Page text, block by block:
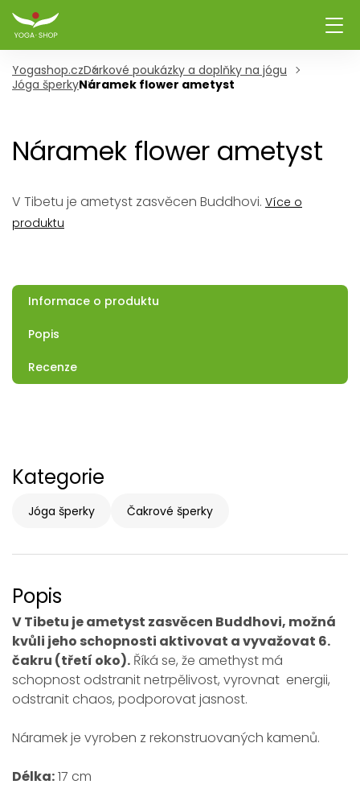
Yogashop.czDárkové poukázky a doplňky na jógu
Jóga šperkyNáramek flower ametyst
Náramek flower ametyst
V Tibetu je ametyst zasvěcen Buddhovi. Více o
produktu
Informace o produktu
Popis
Recenze
Kategorie
Jóga šperky Čakrové šperky
Popis
V Tibetu je ametyst zasvěcen Buddhovi, možná
kvůli jeho schopnosti aktivovat a vyvažovat 6.
čakru (třetí oko). Říká se, že amethyst má
schopnost odstranit netrpělivost, vyrovnat energii,
odstranit chaos, podporovat jasnost.
Náramek je vyroben z rekonstruovaných kamenů.
Délka:17 cm